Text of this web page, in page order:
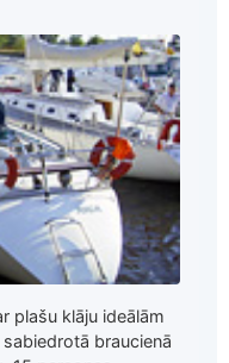
plašu klāju ideālām
braucienā